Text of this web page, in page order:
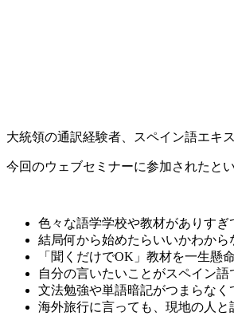
大統領の通訳経験者、スペイン語エキ
今回のウェブセミナーに参加されたと
色々な語学学校や教材がありす
結局何から始めたらいいかわから
「聞くだけでOK」教材を一生懸
自分の言いたいことがスペイン語
文法勉強や単語暗記がつまらなく
海外旅行に言っても、現地の人と